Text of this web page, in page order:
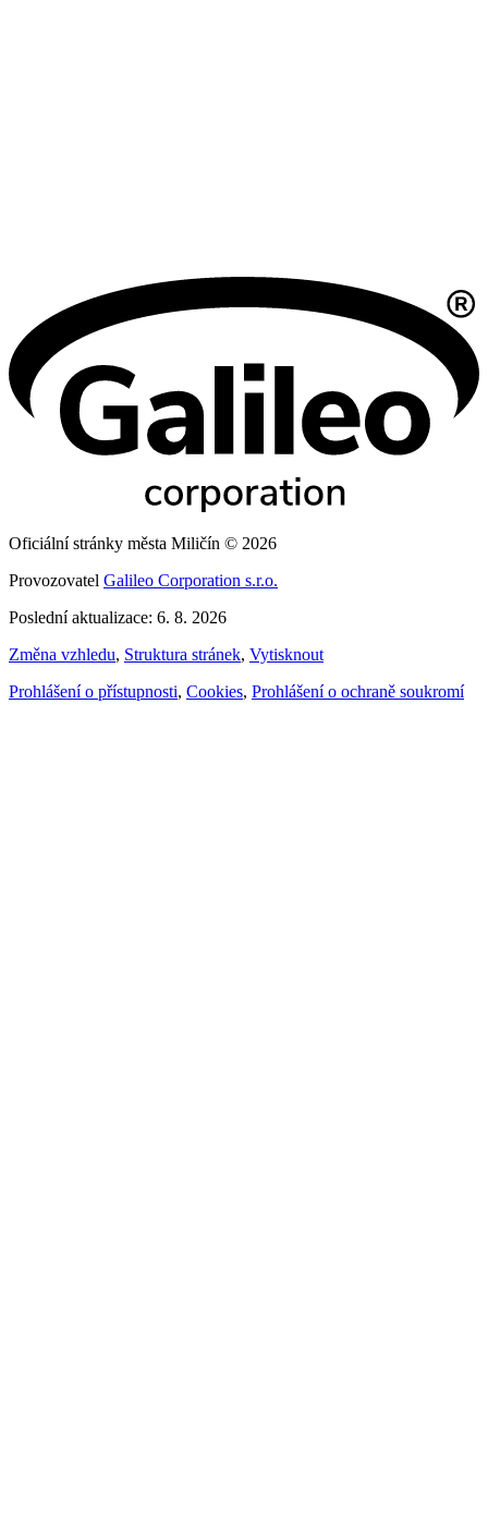
Oficiální stránky města Miličín © 2026
Provozovatel Galileo Corporation s.r.o.
Poslední aktualizace: 6. 8. 2026
Změna vzhledu, Struktura stránek, Vytisknout
Prohlášení o přístupnosti, Cookies, Prohlášení o ochraně soukromí